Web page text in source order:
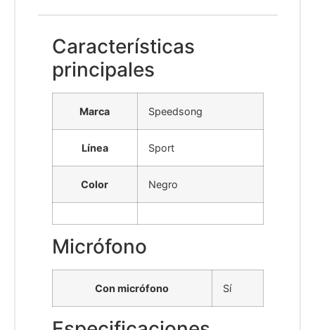
Características
principales
Marca Speedsong
Línea Sport
Color Negro
Micrófono
Con micrófono Sí